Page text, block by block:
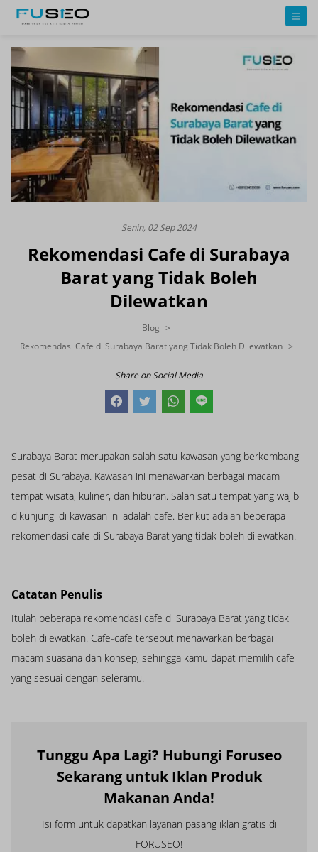
Senin, 02 Sep 2024
Rekomendasi Cafe di Surabaya
Barat yang Tidak Boleh
Dilewatkan
Blog
Rekomendasi Cafe di Surabaya Barat yang Tidak Boleh Dilewatkan
Share on Social Media
Surabaya Barat merupakan salah satu kawasan yang berkembang
pesat di Surabaya. Kawasan ini menawarkan berbagai macam
tempat wisata, kuliner, dan hiburan. Salah satu tempat yang wajib
dikunjungi di kawasan ini adalah cafe. Berikut adalah beberapa
rekomendasi cafe di Surabaya Barat yang tidak boleh dilewatkan.
Catatan Penulis
Itulah beberapa rekomendasi cafe di Surabaya Barat yang tidak
boleh dilewatkan. Cafe-cafe tersebut menawarkan berbagai
macam suasana dan konsep, sehingga kamu dapat memilih cafe
yang sesuai dengan seleramu.
Tunggu Apa Lagi? Hubungi Foruseo
Sekarang untuk Iklan Produk
Makanan Anda!
Isi form untuk dapatkan layanan pasang iklan gratis di
FORUSEO!